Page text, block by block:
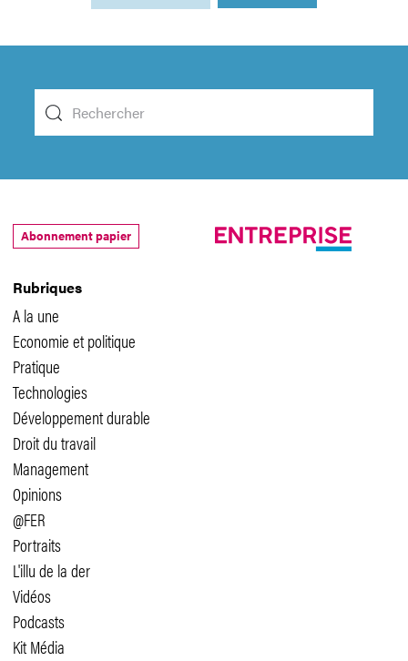
Rubriques
A la une
Economie et politique
Pratique
Technologies
Développement durable
Droit du travail
Management
Opinions
@FER
Portraits
L'illu de la der
Vidéos
Podcasts
Kit Média
Abonnement papier